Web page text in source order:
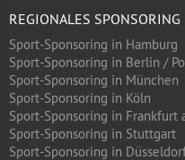
REGIONALES SPONSORING
Sport-Sponsoring in Hamburg
Sport-Sponsoring in Berlin /
Sport-Sponsoring in München
Sport-Sponsoring in Köln
Sport-Sponsoring in Frankfurt
Sport-Sponsoring in Stuttgart
Sport-Sponsoring in